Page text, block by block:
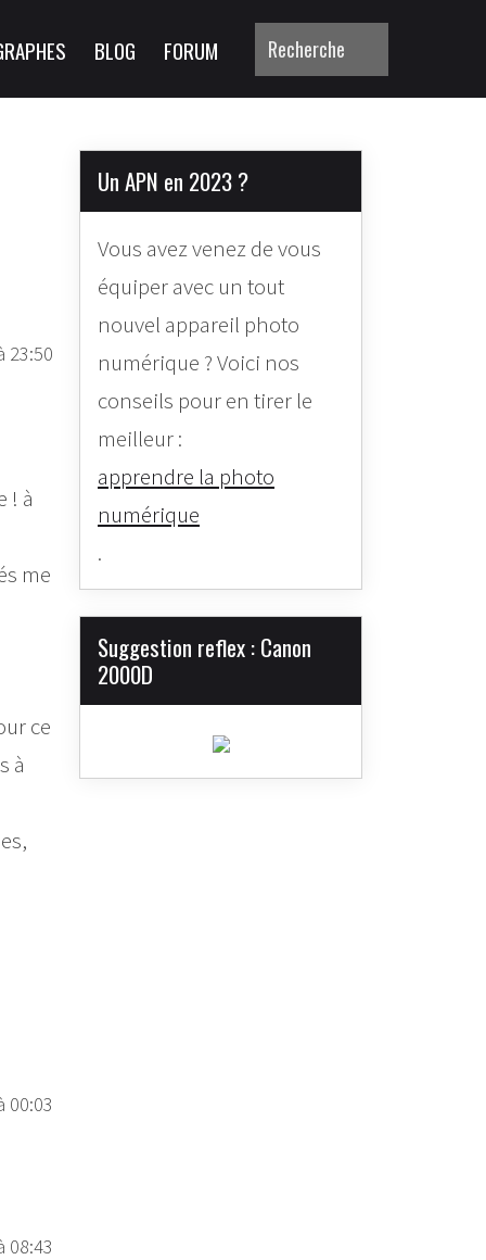
BLOG FORUM
23:50
! à
me
ce
à
00:03
08:43
Un APN en 2023 ?
Vous avez venez de vous
équiper avec un tout
nouvel appareil photo
numérique ? Voici nos
conseils pour en tirer le
meilleur :
apprendre la photo
numérique
.
Suggestion reflex : Canon
2000D